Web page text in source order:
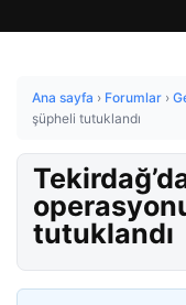
Ana sayfa › Forumlar ›
şüpheli tutuklandı
tutuklandı